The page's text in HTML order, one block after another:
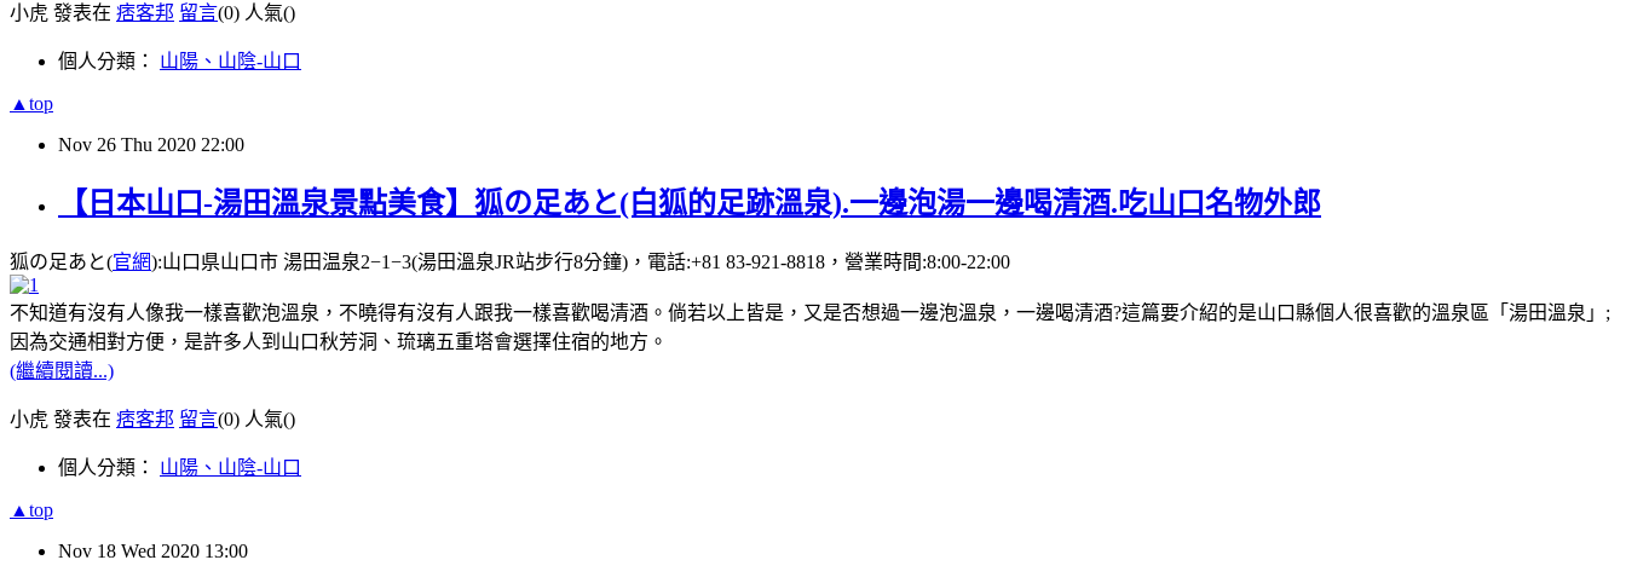
小虎 發表在 痞客邦 留言(0) 人氣()
個人分類： 山陽、山陰-山口
▲top
Nov 26 Thu 2020 22:00
【日本山口-湯田溫泉景點美食】狐の足あと(白狐的足跡溫泉).一邊泡湯一邊喝清酒.吃山口名物外郎
狐の足あと(官網):山口県山口市 湯田温泉2−1−3(湯田溫泉JR站步行8分鐘)，電話:+81 83-921-8818，營業時間:8:00-22:00
不知道有沒有人像我一樣喜歡泡溫泉，不曉得有沒有人跟我一樣喜歡喝清酒。倘若以上皆是，又是否想過一邊泡溫泉，一邊喝清酒?這篇要介紹的是山口縣個人很喜歡的溫泉區「湯田溫泉」;
因為交通相對方便，是許多人到山口秋芳洞、琉璃五重塔會選擇住宿的地方。
(繼續閱讀...)
小虎 發表在 痞客邦 留言(0) 人氣()
個人分類： 山陽、山陰-山口
▲top
Nov 18 Wed 2020 13:00